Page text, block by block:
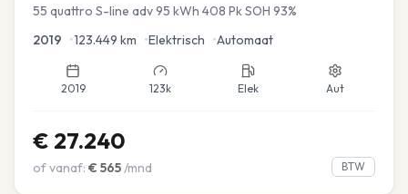
55 quattro S-line adv 95 kWh 408 Pk SOH 93%
2019 •123.449 km •Elektrisch •Automaat
2019 123k Elek Aut
€ 27.240
of vanaf: € 565 /mnd BTW